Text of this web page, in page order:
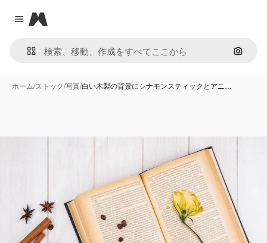
Close menu
Magnific
画像で
ホーム/ストック/写真/白い木製の背景にシナモンスティックとアニ…